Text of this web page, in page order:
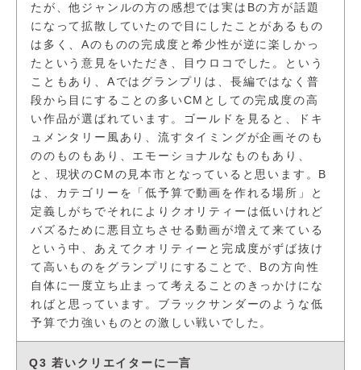
たが、他ジャンルの方の感想では実はBの方が話題
になって拡散していたので目にしたことがあるもの
は多く、Aのものの完成度と希少性が逆に楽しかっ
たという意見をいただき、目ウロコでした。という
こともあり、Aではグランプリは、長編ではなく普
段から目にすることの多いCMとしての完成度の高
い作品が選ばれています。ゴールドを見ると、ドキ
ュメンタリー風あり、流すタイミングが企画そのも
ののものもあり、エモーショナルなものもあり、
と、現状のCMの見本市となっていると思います。B
は、カテゴリーを「低予算で動画を作れる場所」と
定義しがちでそれによりクオリティーは低いけれど
バズるために悪目立ちさせる動画が増えて来ている
という中、あえてクオリティーと完成度がずば抜け
て高いものをグランプリにすることで、Bの方向性
自体に一度立ち止まって考えることのきっかけにな
ればと思っています。ブラックサンダーのような低
予算で力強いものとの激しい戦いでした。
Q3 若いクリエイターに一言